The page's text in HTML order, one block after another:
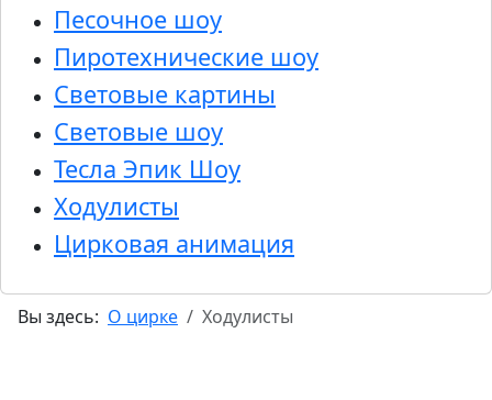
Песочное шоу
Пиротехнические шоу
Световые картины
Световые шоу
Тесла Эпик Шоу
Ходулисты
Цирковая анимация
Вы здесь: О цирке Ходулисты